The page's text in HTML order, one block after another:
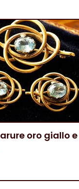
oro giallo e